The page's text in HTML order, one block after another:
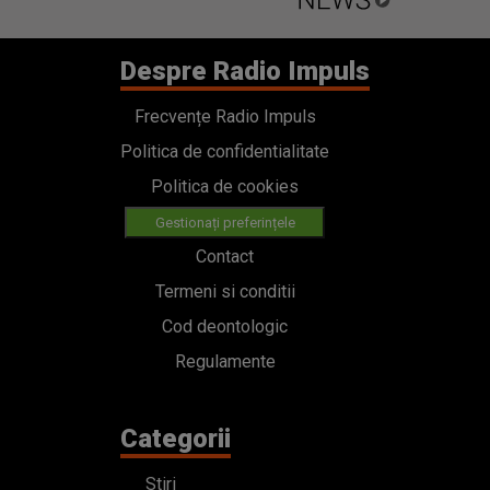
Despre Radio Impuls
Frecvențe Radio Impuls
Politica de confidentialitate
Politica de cookies
Gestionați preferințele
Contact
Termeni si conditii
Cod deontologic
Regulamente
Categorii
Stiri